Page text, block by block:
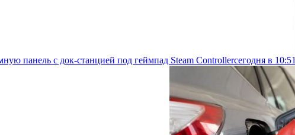
панель с док-станцией под геймпад Steam Controllerсегодня в 10:51